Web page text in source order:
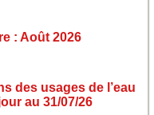
: Août 2026
des usages de l’eau
au 31/07/26